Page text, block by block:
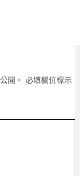
開。 必填欄位標示